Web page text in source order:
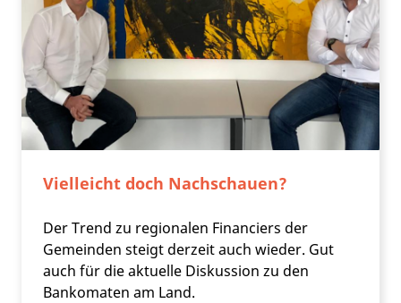
Vielleicht doch Nachschauen?
Der Trend zu regionalen Financiers der
Gemeinden steigt derzeit auch wieder. Gut
auch für die aktuelle Diskussion zu den
Bankomaten am Land.